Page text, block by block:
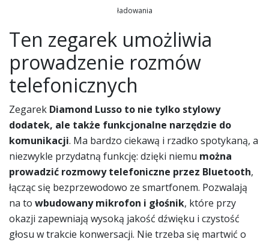
ładowania
Ten zegarek umożliwia
prowadzenie rozmów
telefonicznych
Zegarek Diamond Lusso to nie tylko stylowy
dodatek, ale także funkcjonalne narzędzie do
komunikacji. Ma bardzo ciekawą i rzadko spotykaną, a
niezwykle przydatną funkcję: dzięki niemu można
prowadzić rozmowy telefoniczne przez Bluetooth,
łącząc się bezprzewodowo ze smartfonem. Pozwalają
na to wbudowany mikrofon i głośnik, które przy
okazji zapewniają wysoką jakość dźwięku i czystość
głosu w trakcie konwersacji. Nie trzeba się martwić o